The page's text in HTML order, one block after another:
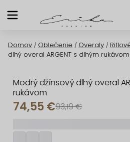
na
Domov / Oblečenie / Overaly /
dlhý overal ARGENT s dlhým rukávom
Modrý džínsový dlhý overal
rukávom
93,19 €
74,55 €